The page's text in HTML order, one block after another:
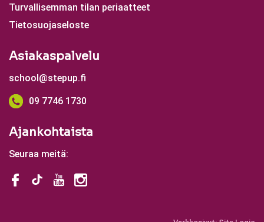
Turvallisemman tilan periaatteet
Tietosuojaseloste
Asiakaspalvelu
school@stepup.fi
09 7746 1730
Ajankohtaista
Seuraa meitä: